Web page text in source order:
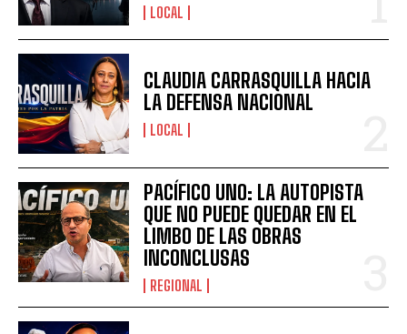
LOCAL
CLAUDIA CARRASQUILLA HACIA
LA DEFENSA NACIONAL
LOCAL
PACÍFICO UNO: LA AUTOPISTA
QUE NO PUEDE QUEDAR EN EL
LIMBO DE LAS OBRAS
INCONCLUSAS
REGIONAL